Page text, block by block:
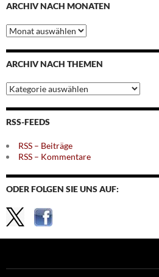
ARCHIV NACH MONATEN
Archiv
nach
Monaten
ARCHIV NACH THEMEN
Archiv
nach
Themen
RSS-FEEDS
RSS – Beiträge
RSS – Kommentare
ODER FOLGEN SIE UNS AUF: